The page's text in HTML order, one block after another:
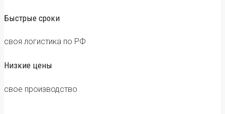
Быстрые сроки
своя логистика по РФ
Низкие цены
свое производство